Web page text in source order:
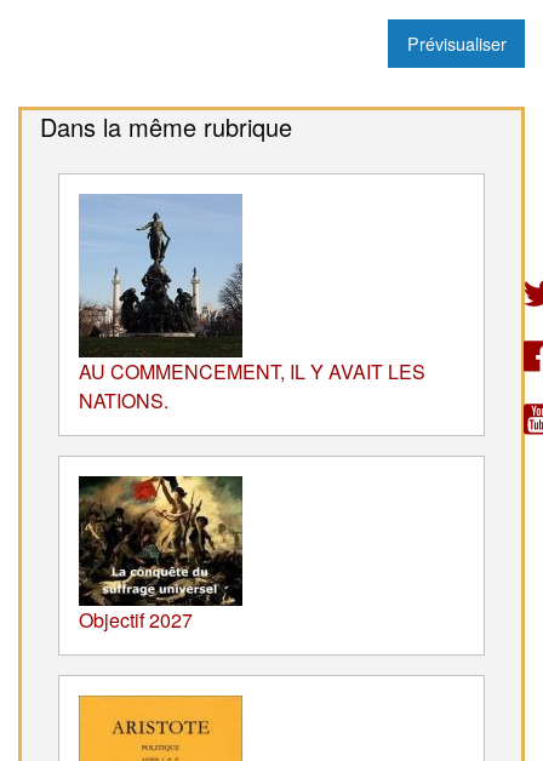
Dans la même rubrique
AU COMMENCEMENT, IL Y AVAIT LES
NATIONS.
Objectif 2027